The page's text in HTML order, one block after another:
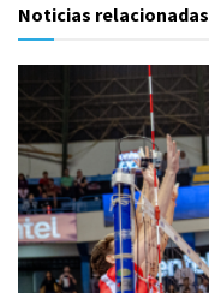
Noticias relacionadas